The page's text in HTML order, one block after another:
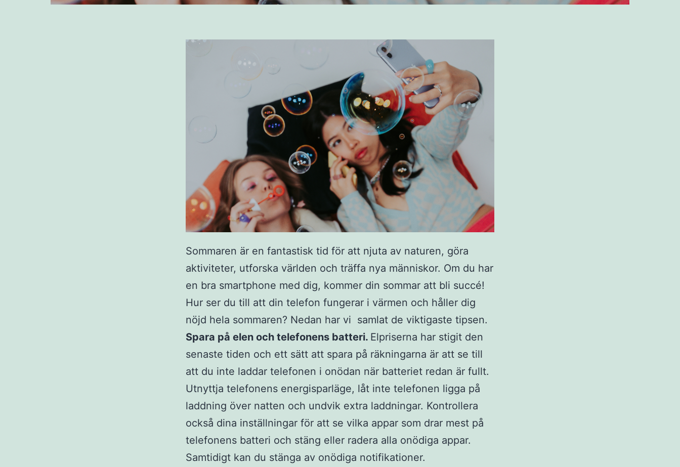
Sommaren är en fantastisk tid för att njuta av naturen, göra
aktiviteter, utforska världen och träffa nya människor. Om du har
en bra smartphone med dig, kommer din sommar att bli succé!
Hur ser du till att din telefon fungerar i värmen och håller dig
nöjd hela sommaren? Nedan har vi samlat de viktigaste tipsen.
Spara på elen och telefonens batteri. Elpriserna har stigit den
senaste tiden och ett sätt att spara på räkningarna är att se till
att du inte laddar telefonen i onödan när batteriet redan är fullt.
Utnyttja telefonens energisparläge, låt inte telefonen ligga på
laddning över natten och undvik extra laddningar. Kontrollera
också dina inställningar för att se vilka appar som drar mest på
telefonens batteri och stäng eller radera alla onödiga appar.
Samtidigt kan du stänga av onödiga notifikationer.